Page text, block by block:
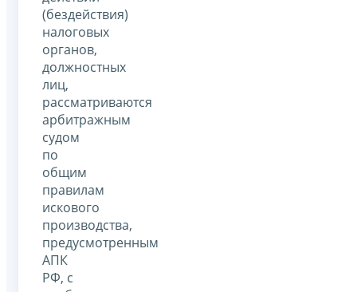
(бездействия)
налоговых
органов,
должностных
лиц,
рассматриваются
арбитражным
судом
по
общим
правилам
искового
производства,
предусмотренным
АПК
РФ, с